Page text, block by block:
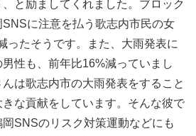
と励ましてくれました。ブロック
に注意を払う歌志内市民の女
ったそうです。また、大雨発表に
性も、前年比16%減っていまし
は歌志内市の大雨発表をすること
な貢献をしています。そんな彼で
SNSのリスク対策運動などにも